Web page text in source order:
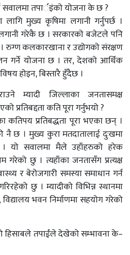
तपार्इंको योजना के छ ?
मुख्य कृषिमा लगानी गर्नुपर्छ ।
गरेकै छ । सरकारको बजेटले पनि
रुग्ण कलकारखाना र उद्योगको संरक्षण
गर्ने योजना छ । तर, देशको आर्थिक
होइन, बिस्तारै हुँदैछ ।
म्यादी जिल्लाका जनतासमक्ष
प्रतिबद्दता कति पूरा गर्नुभयो ?
कतिपय प्रतिबद्धता पूरा भएका छन् ।
छ । मुख्य कुरा मतदातालाई दुःखमा
यो सवालमा मैले उहाँहरुको हरेक
गरेको छु । त्यहाँका जनतासँग प्रत्यक्ष
र बेरोजगारी समस्या समाधान गर्न
छु । म्यादीको विभिन्न स्थानमा
भवन निर्माणमा सहयोग गरेको
हिसाबले तपाईंले देखेको सम्भावना के–